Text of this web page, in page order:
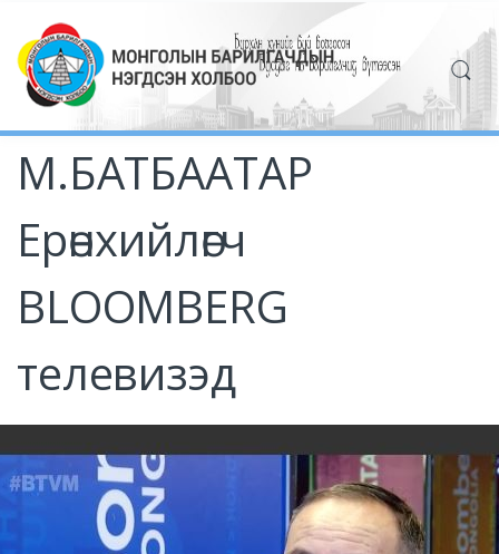
М.БАТБААТАР
Ерөнхийлөгч
BLOOMBERG
телевизэд